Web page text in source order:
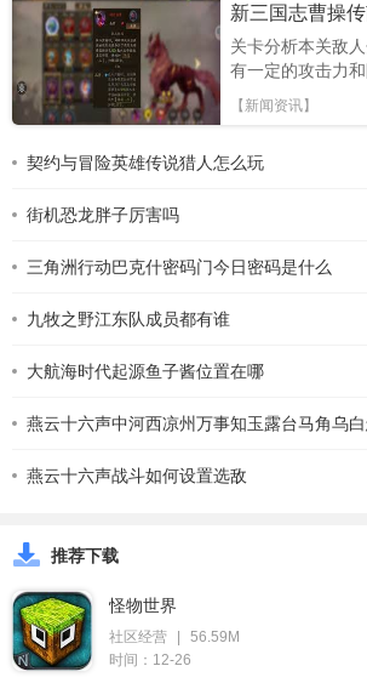
关卡分析本关敌
有一定的攻击力
划行军路线，利
个击破敌人。出
击力和防御力的
【新闻资讯】
契约与冒险英雄传说猎人怎么玩
街机恐龙胖子厉害吗
三角洲行动巴克什密码门今日密码是什么
九牧之野江东队成员都有谁
大航海时代起源鱼子酱位置在哪
燕云十六声中河西凉州万事知玉露台马角乌
燕云十六声战斗如何设置选敌
推荐下载
怪物世界
社区经营
56.59M
时间：12-26